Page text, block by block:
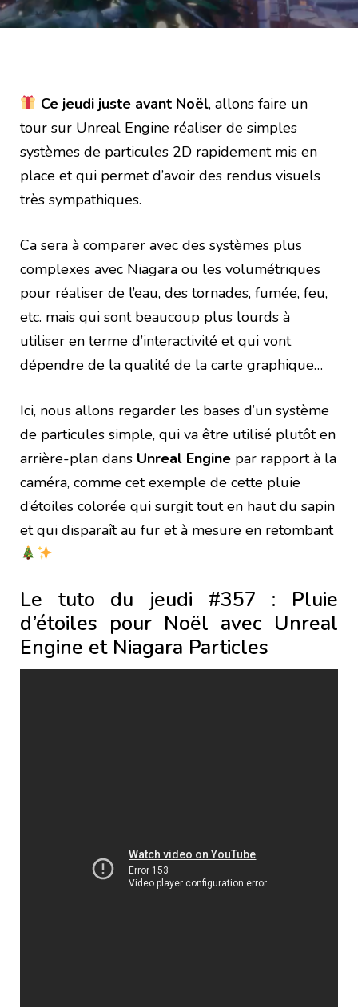
Ce jeudi juste avant Noël, allons faire un
tour sur Unreal Engine réaliser de simples
systèmes de particules 2D rapidement mis en
place et qui permet d’avoir des rendus visuels
très sympathiques.
Ca sera à comparer avec des systèmes plus
complexes avec Niagara ou les volumétriques
pour réaliser de l’eau, des tornades, fumée, feu,
etc. mais qui sont beaucoup plus lourds à
utiliser en terme d’interactivité et qui vont
dépendre de la qualité de la carte graphique…
Ici, nous allons regarder les bases d’un système
de particules simple, qui va être utilisé plutôt en
arrière-plan dans Unreal Engine par rapport à la
caméra, comme cet exemple de cette pluie
d’étoiles colorée qui surgit tout en haut du sapin
et qui disparaît au fur et à mesure en retombant
Le tuto du jeudi #357 : Pluie
d’étoiles pour Noël avec Unreal
Engine et Niagara Particles